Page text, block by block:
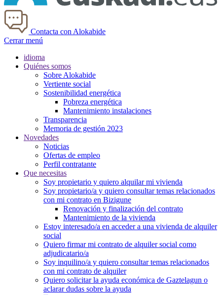
Contacta con Alokabide
Cerrar menú
idioma
Quiénes somos
Sobre Alokabide
Vertiente social
Sostenibilidad energética
Pobreza energética
Mantenimiento instalaciones
Transparencia
Memoria de gestión 2023
Novedades
Noticias
Ofertas de empleo
Perfil contratante
Que necesitas
Soy propietario y quiero alquilar mi vivienda
Soy propietario/a y quiero consultar temas relacionados
con mi contrato en Bizigune
Renovación y finalización del contrato
Mantenimiento de la vivienda
Estoy interesado/a en acceder a una vivienda de alquiler
social
Quiero firmar mi contrato de alquiler social como
adjudicatario/a
Soy inquilino/a y quiero consultar temas relacionados
con mi contrato de alquiler
Quiero solicitar la ayuda económica de Gaztelagun o
aclarar dudas sobre la ayuda